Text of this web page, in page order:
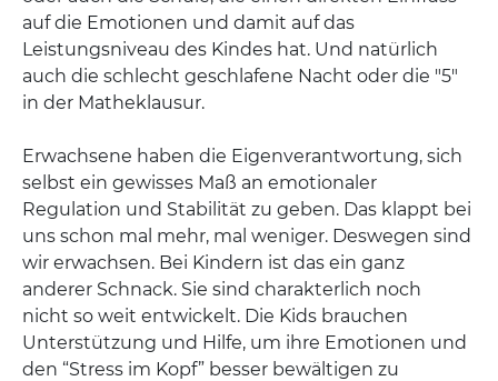
auf die Emotionen und damit auf das
Leistungsniveau des Kindes hat. Und natürlich
auch die schlecht geschlafene Nacht oder die "5"
in der Matheklausur.
Erwachsene haben die Eigenverantwortung, sich
selbst ein gewisses Maß an emotionaler
Regulation und Stabilität zu geben. Das klappt bei
uns schon mal mehr, mal weniger. Deswegen sind
wir erwachsen. Bei Kindern ist das ein ganz
anderer Schnack. Sie sind charakterlich noch
nicht so weit entwickelt. Die Kids brauchen
Unterstützung und Hilfe, um ihre Emotionen und
den “Stress im Kopf” besser bewältigen zu